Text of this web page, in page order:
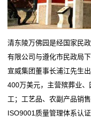
清东陵万佛园是经国家民
有限公司与遵化市民政局
宣威集团董事长浦江先生
400万美元，主营殡葬业
工；工艺品、农副产品销
ISO9001质量管理体系认